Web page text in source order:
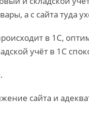
а с сайта туда
в 1С,
учёт в 1С
сайта и